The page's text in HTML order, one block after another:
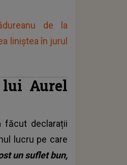
de la
liniștea în jurul
Aurel
făcut declarații
lucru pe care
un suflet bun,